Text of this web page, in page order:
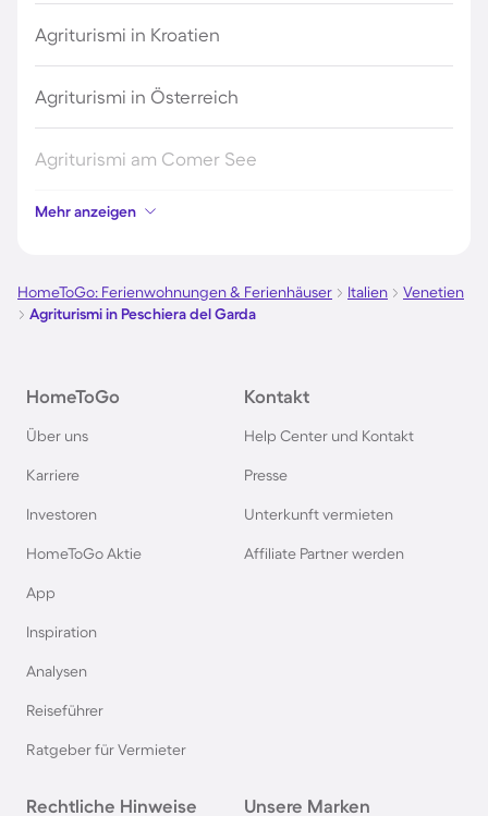
Agriturismi in Kroatien
Agriturismi in Österreich
Agriturismi am Comer See
Agriturismi in Italien
Agriturismi auf Sardinien
Agriturismi in der Toskana
Agriturismi in Spanien
Agriturismi in Garda
Agriturismi in Südfrankreich
Mehr anzeigen
HomeToGo: Ferienwohnungen & Ferienhäuser Italien
Venetien
Agriturismi in Peschiera del Garda
HomeToGo
Über uns
Karriere
Investoren
HomeToGo Aktie
App
Inspiration
Analysen
Reiseführer
Ratgeber für Vermieter
Kontakt
Help Center und Kontakt
Presse
Unterkunft vermieten
Affiliate Partner werden
Rechtliche Hinweise Unsere Marken